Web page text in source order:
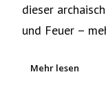
dieser
und Feuer –
Mehr lesen